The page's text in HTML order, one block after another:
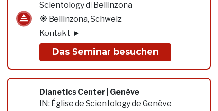
Scientology di Bellinzona
Bellinzona, Schweiz
Kontakt
Das Seminar besuchen
Dianetics Center | Genève
IN: Église de Scientology de Genève